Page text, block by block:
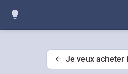
Je veux acheter